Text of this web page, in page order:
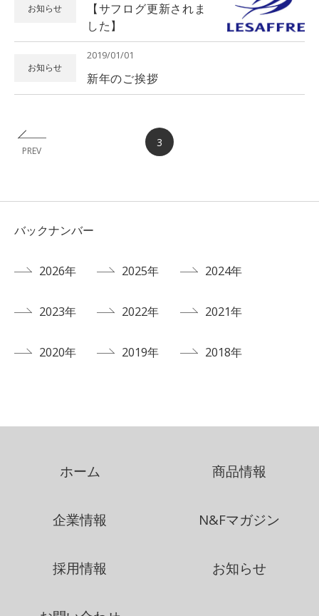
お知らせ
【サフログ更新されま
した】
お知らせ
2019/01/01
新年のご挨拶
PREV
3
バックナンバー
2026年 2025年 2024年
2023年 2022年 2021年
2020年 2019年 2018年
ホーム 商品情報
企業情報 N&Fマガジン
採用情報 お知らせ